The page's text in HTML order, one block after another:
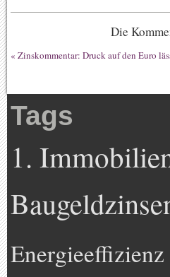
Die
« Zinskommentar: Druck auf den Euro
Tags
1.
Energieeffizienz